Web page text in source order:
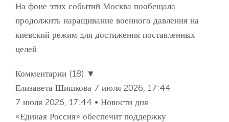
На фоне этих событий Москва пообещала
продолжить наращивание военного давления на
киевский режим для достижения поставленных
целей.
Комментарии (18) ▼
Елизавета Шишкова 7 июля 2026, 17:44
7 июля 2026, 17:44 • Новости дня
«Единая Россия» обеспечит поддержку